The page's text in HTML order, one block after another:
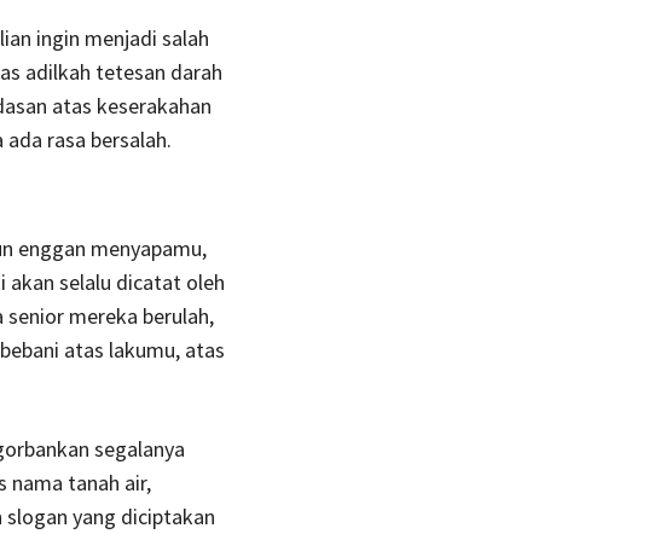
ingin menjadi salah
adilkah tetesan darah
atas keserakahan
rasa bersalah.
enggan menyapamu,
akan selalu dicatat oleh
mereka berulah,
atas lakumu, atas
segalanya
nama tanah air,
slogan yang diciptakan